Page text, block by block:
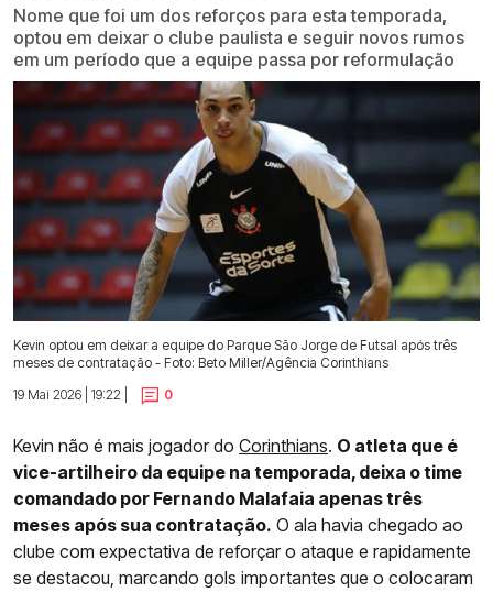
Nome que foi um dos reforços para esta temporada,
optou em deixar o clube paulista e seguir novos rumos
em um período que a equipe passa por reformulação
Kevin optou em deixar a equipe do Parque São Jorge de Futsal após três
meses de contratação - Foto: Beto Miller/Agência Corinthians
19 Mai 2026 | 19:22 |
0
Kevin não é mais jogador do Corinthians. O atleta que é
vice-artilheiro da equipe na temporada, deixa o time
comandado por Fernando Malafaia apenas três
meses após sua contratação. O ala havia chegado ao
clube com expectativa de reforçar o ataque e rapidamente
se destacou, marcando gols importantes que o colocaram